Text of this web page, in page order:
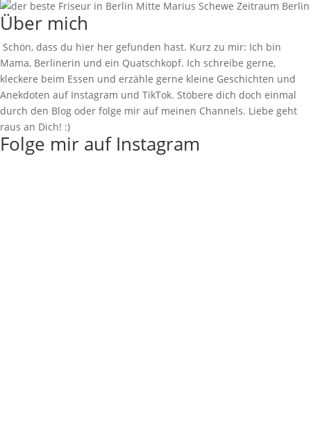
Über mich
Schön, dass du hier her gefunden hast. Kurz zu mir: Ich bin
Mama, Berlinerin und ein Quatschkopf. Ich schreibe gerne,
kleckere beim Essen und erzähle gerne kleine Geschichten und
Anekdoten auf Instagram und TikTok. Stöbere dich doch einmal
durch den Blog oder folge mir auf meinen Channels. Liebe geht
raus an Dich! :)
Folge mir auf Instagram